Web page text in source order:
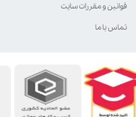
قوانین و مقررات سایت
تماس با ما